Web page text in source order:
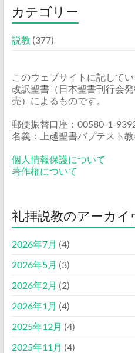
カテゴリー
説教 (377)
このウェブサイトに記して
改訳聖書（日本聖書刊行会
売）によるものです。
郵便振替口座：00580-1-
名義：上越聖書バプテスト
個人情報保護について
著作権について
礼拝説教のアーカイ
2026年7月 (4)
2026年5月 (3)
2026年2月 (2)
2026年1月 (4)
2025年12月 (4)
2025年11月 (4)